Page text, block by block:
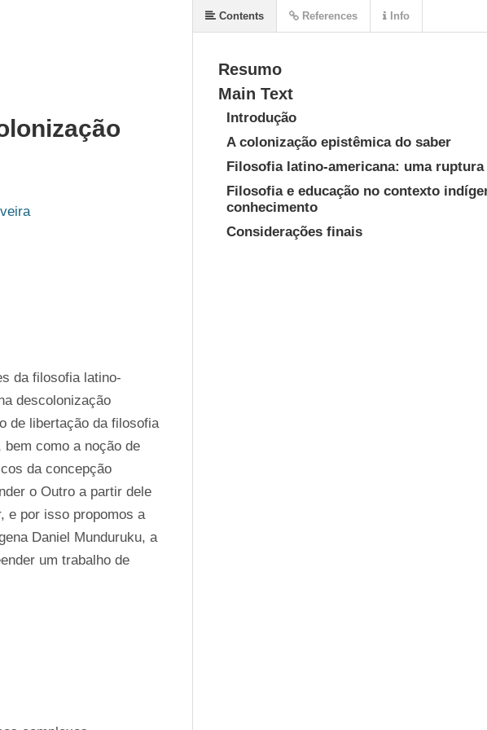
da filosofia latino-
descolonização
de libertação da filosofia
da concepção
o Outro a partir dele
e por isso propomos a
Daniel Munduruku, a
um trabalho de
Resumo
Main Text
Introdução
A colonização epistêmica do saber
Filosofia latino-americana: uma
Filosofia e educação no contexto
conhecimento
Considerações finais
Contents References Info